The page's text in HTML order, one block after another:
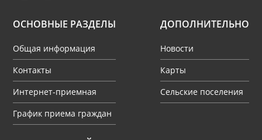
ОСНОВНЫЕ РАЗДЕЛЫ
Общая информация
Контакты
Интернет-приемная
График приема граждан
ДОПОЛНИТЕЛЬНО
Новости
Карты
Сельские поселения